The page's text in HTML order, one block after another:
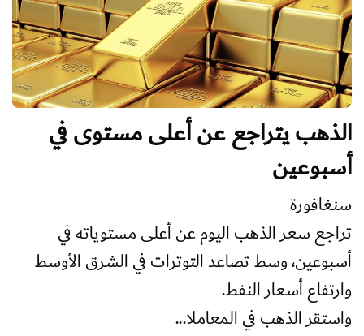
الذهب يتراجع عن أعلى مستوى في
أسبوعين
سنغافورة
تراجع سعر الذهب اليوم عن أعلى مستوياته في
أسبوعين، وسط تصاعد التوترات في الشرق الأوسط
وارتفاع أسعار النفط.
واستقر الذهب في المعاملا...